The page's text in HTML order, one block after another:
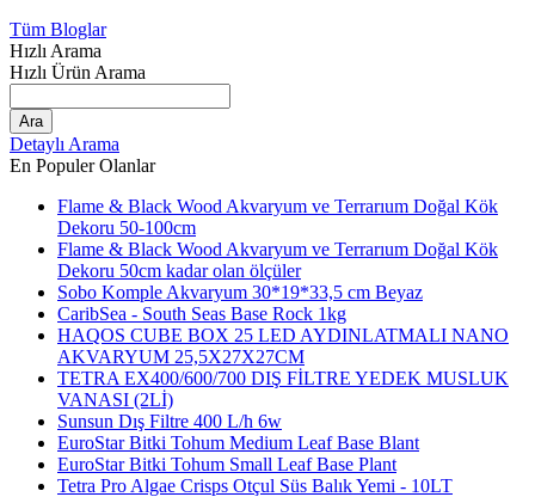
Tüm Bloglar
Hızlı Arama
Hızlı Ürün Arama
Ara
Detaylı Arama
En Populer Olanlar
Flame & Black Wood Akvaryum ve Terrarıum Doğal Kök
Dekoru 50-100cm
Flame & Black Wood Akvaryum ve Terrarıum Doğal Kök
Dekoru 50cm kadar olan ölçüler
Sobo Komple Akvaryum 30*19*33,5 cm Beyaz
CaribSea - South Seas Base Rock 1kg
HAQOS CUBE BOX 25 LED AYDINLATMALI NANO
AKVARYUM 25,5X27X27CM
TETRA EX400/600/700 DIŞ FİLTRE YEDEK MUSLUK
VANASI (2Lİ)
Sunsun Dış Filtre 400 L/h 6w
EuroStar Bitki Tohum Medium Leaf Base Blant
EuroStar Bitki Tohum Small Leaf Base Plant
Tetra Pro Algae Crisps Otçul Süs Balık Yemi - 10LT